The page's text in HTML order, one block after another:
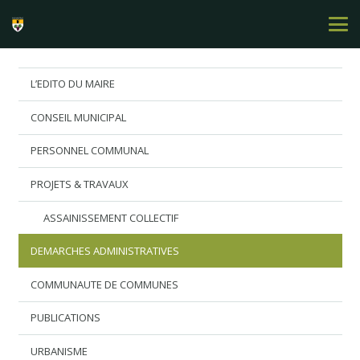
L’EDITO DU MAIRE
CONSEIL MUNICIPAL
PERSONNEL COMMUNAL
PROJETS & TRAVAUX
ASSAINISSEMENT COLLECTIF
DEMARCHES ADMINISTRATIVES
COMMUNAUTE DE COMMUNES
PUBLICATIONS
URBANISME